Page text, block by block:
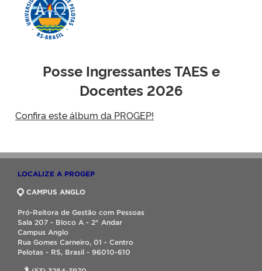
Posse Ingressantes TAES e
Docentes 2026
Confira este álbum da PROGEP!
LOCALIZE A PROGEP
CAMPUS ANGLO
Pró-Reitora de Gestão com Pessoas
Sala 207 - Bloco A - 2° Andar
Campus Anglo
Rua Gomes Carneiro, 01 - Centro
Pelotas - RS, Brasil - 96010-610